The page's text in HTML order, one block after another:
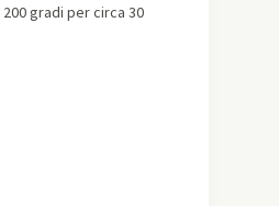
gradi per circa 30